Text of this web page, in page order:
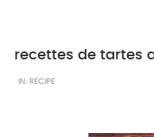
IN: RECIPE